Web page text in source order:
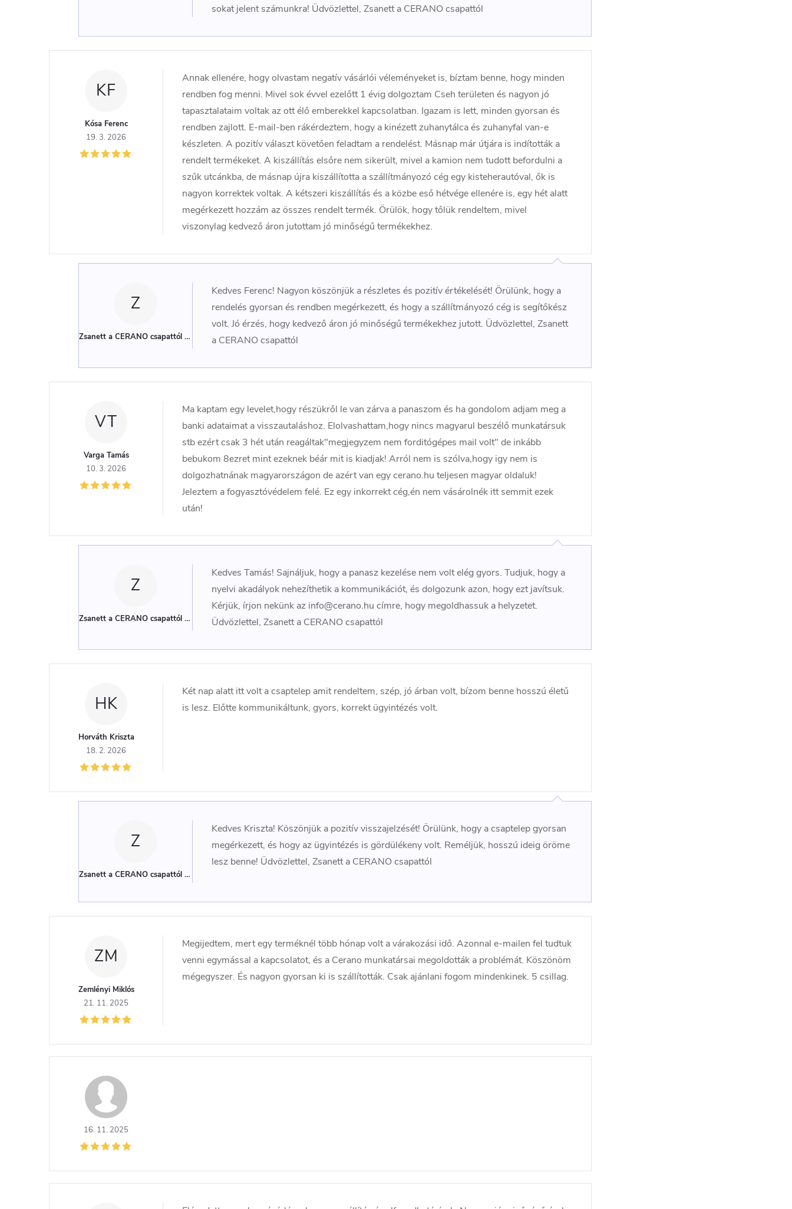
sokat jelent számunkra! Üdvözlettel, Zsanett a CERANO csapattól
KF
Kósa Ferenc
19. 3. 2026
Annak ellenére, hogy olvastam negatív vásárlói véleményeket is, bíztam benne, hogy minden
rendben fog menni. Mivel sok évvel ezelőtt 1 évig dolgoztam Cseh területen és nagyon jó
tapasztalataim voltak az ott élő emberekkel kapcsolatban. Igazam is lett, minden gyorsan és
rendben zajlott. E-mail-ben rákérdeztem, hogy a kinézett zuhanytálca és zuhanyfal van-e
készleten. A pozitív választ követően feladtam a rendelést. Másnap már útjára is indították a
rendelt termékeket. A kiszállítás elsőre nem sikerült, mivel a kamion nem tudott befordulni a
szűk utcánkba, de másnap újra kiszállította a szállítmányozó cég egy kisteherautóval, ők is
nagyon korrektek voltak. A kétszeri kiszállítás és a közbe eső hétvége ellenére is, egy hét alatt
megérkezett hozzám az összes rendelt termék. Örülök, hogy tőlük rendeltem, mivel
viszonylag kedvező áron jutottam jó minőségű termékekhez.
Z
Zsanett a CERANO csapattól (Adminisztrátor)
Kedves Ferenc! Nagyon köszönjük a részletes és pozitív értékelését! Örülünk, hogy a
rendelés gyorsan és rendben megérkezett, és hogy a szállítmányozó cég is segítőkész
volt. Jó érzés, hogy kedvező áron jó minőségű termékekhez jutott. Üdvözlettel, Zsanett
a CERANO csapattól
VT
Varga Tamás
10. 3. 2026
Ma kaptam egy levelet,hogy részükről le van zárva a panaszom és ha gondolom adjam meg a
banki adataimat a visszautaláshoz. Elolvashattam,hogy nincs magyarul beszélő munkatársuk
stb ezért csak 3 hét után reagáltak"megjegyzem nem forditógépes mail volt" de inkább
bebukom 8ezret mint ezeknek béár mit is kiadjak! Arról nem is szólva,hogy igy nem is
dolgozhatnának magyarországon de azért van egy cerano.hu teljesen magyar oldaluk!
Jeleztem a fogyasztóvédelem felé. Ez egy inkorrekt cég,én nem vásárolnék itt semmit ezek
után!
Z
Zsanett a CERANO csapattól (Adminisztrátor)
Kedves Tamás! Sajnáljuk, hogy a panasz kezelése nem volt elég gyors. Tudjuk, hogy a
nyelvi akadályok nehezíthetik a kommunikációt, és dolgozunk azon, hogy ezt javítsuk.
Kérjük, írjon nekünk az info@cerano.hu címre, hogy megoldhassuk a helyzetet.
Üdvözlettel, Zsanett a CERANO csapattól
HK
Horváth Kriszta
18. 2. 2026
Két nap alatt itt volt a csaptelep amit rendeltem, szép, jó árban volt, bízom benne hosszú életű
is lesz. Előtte kommunikáltunk, gyors, korrekt ügyintézés volt.
Z
Zsanett a CERANO csapattól (Adminisztrátor)
Kedves Kriszta! Köszönjük a pozitív visszajelzését! Örülünk, hogy a csaptelep gyorsan
megérkezett, és hogy az ügyintézés is gördülékeny volt. Reméljük, hosszú ideig öröme
lesz benne! Üdvözlettel, Zsanett a CERANO csapattól
ZM
Zemlényi Miklós
21. 11. 2025
Megijedtem, mert egy terméknél több hónap volt a várakozási idő. Azonnal e-mailen fel tudtuk
venni egymással a kapcsolatot, és a Cerano munkatársai megoldották a problémát. Köszönöm
mégegyszer. És nagyon gyorsan ki is szállították. Csak ajánlani fogom mindenkinek. 5 csillag.
16. 11. 2025